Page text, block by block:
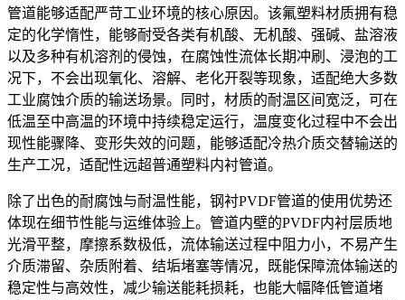
管道能够适配严苛工业环境的核心原因。该氟塑料材质拥有稳
定的化学惰性，能够耐受各类有机酸、无机酸、强碱、盐溶液
以及多种有机溶剂的侵蚀，在腐蚀性流体长期冲刷、浸泡的工
况下，不会出现氧化、溶解、老化开裂等现象，适配绝大多数
工业腐蚀介质的输送场景。同时，材质的耐温区间宽泛，可在
低温至中高温的环境中持续稳定运行，温度变化过程中不会出
现性能骤降、变形失效的问题，能够适配冷热介质交替输送的
生产工况，适配性远超普通塑料内衬管道。
除了出色的耐腐蚀与耐温性能，钢衬PVDF管道的使用优势还
体现在细节性能与运维体验上。管道内壁的PVDF内衬层质地
光滑平整，摩擦系数极低，流体输送过程中阻力小，不易产生
介质滞留、杂质附着、结垢堵塞等情况，既能保障流体输送的
稳定性与高效性，减少输送能耗损耗，也能大幅降低管道堵